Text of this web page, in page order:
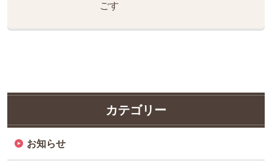
ごす
カテゴリー
お知らせ